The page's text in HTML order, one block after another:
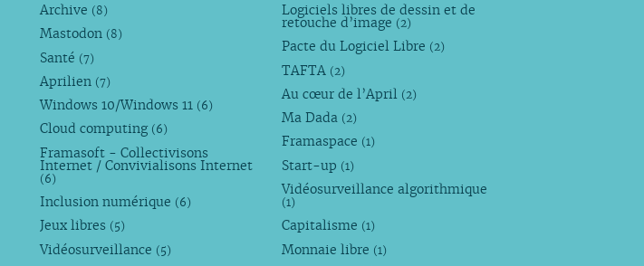
Archive (8)
Mastodon (8)
Santé (7)
Aprilien (7)
Windows 10/Windows 11 (6)
Cloud computing (6)
Framasoft - Collectivisons
Internet / Convivialisons Internet
(6)
Inclusion numérique (6)
Jeux libres (5)
Vidéosurveillance (5)
Logiciels libres de dessin et de
retouche d’image (2)
Pacte du Logiciel Libre (2)
TAFTA (2)
Au cœur de l’April (2)
Ma Dada (2)
Framaspace (1)
Start-up (1)
Vidéosurveillance algorithmique
(1)
Capitalisme (1)
Monnaie libre (1)